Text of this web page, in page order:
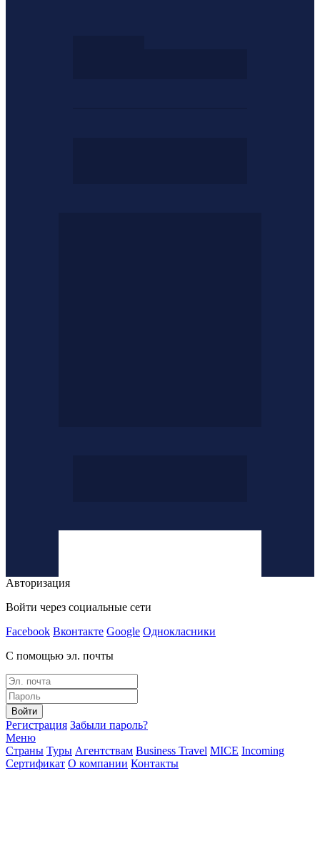
Авторизация
Войти через социальные сети
Facebook Вконтакте Google Однокласники
С помощью эл. почты
Войти
Регистрация Забыли пароль?
Меню
Страны Туры Агентствам Business Travel MICE Incoming
Сертификат О компании Контакты